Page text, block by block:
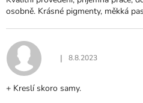
O
D
N
O
C
E
Í
osobně. Krásné pigmenty, měkká
Hodnocení produktu je
| 8.8.2023
+ Kreslí skoro samy.